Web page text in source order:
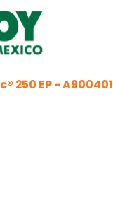
250 EP - A900401